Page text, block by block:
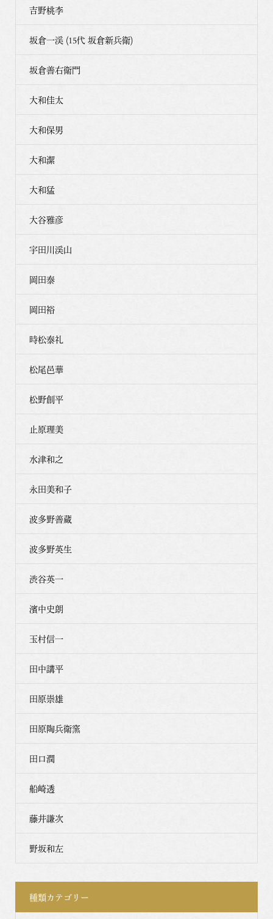
吉野桃李
坂倉一渓 (15代 坂倉新兵衛)
坂倉善右衛門
大和佳太
大和保男
大和潔
大和猛
大谷雅彦
宇田川渓山
岡田泰
岡田裕
時松泰礼
松尾邑華
松野創平
止原理美
水津和之
永田美和子
波多野善蔵
波多野英生
渋谷英一
濱中史朗
玉村信一
田中講平
田原崇雄
田原陶兵衛窯
田口潤
船崎透
藤井謙次
野坂和左
種類カテゴリー